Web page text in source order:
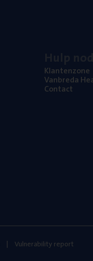
Klan­ten­zo­ne
Van­b­re­da
Con­tact
Vulnerability report